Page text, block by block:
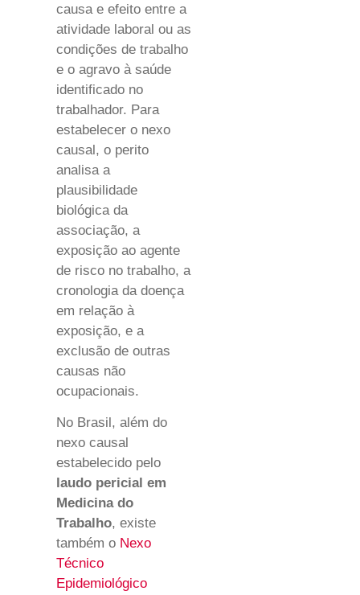
causa e efeito entre a
atividade laboral ou as
condições de trabalho
e o agravo à saúde
identificado no
trabalhador. Para
estabelecer o nexo
causal, o perito
analisa a
plausibilidade
biológica da
associação, a
exposição ao agente
de risco no trabalho, a
cronologia da doença
em relação à
exposição, e a
exclusão de outras
causas não
ocupacionais.
No Brasil, além do
nexo causal
estabelecido pelo
laudo pericial em
Medicina do
Trabalho, existe
também o Nexo
Técnico
Epidemiológico